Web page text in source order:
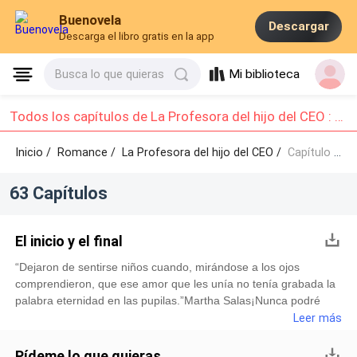
Buenovela
Descarga el libro gratis en la app
Descargar
Busca lo que quieras Mi biblioteca
Todos los capítulos de La Profesora del hijo del CEO : Capítulo 1 - Capítulo 10
Inicio / Romance/La Profesora del hijo del CEO / Capítulo 1 - Capítulo 10
63 Capítulos
El inicio y el final
“Dejaron de sentirse niños cuando, mirándose a los ojos
comprendieron, que ese amor que les unía no tenía grabada la
palabra eternidad en las pupilas.”Martha Salas¡Nunca podré
olvidarte Emma! Aunque pasen los años, siempre serás mi
historia de amor sólo existiría si tú y yo deseábamos escribirla.
Leer más